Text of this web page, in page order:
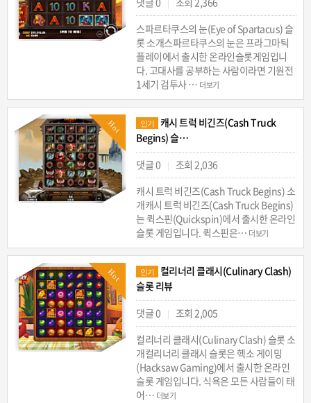
스파르타쿠스의 눈(Eye of Spartacus) 슬
롯 소개스파르타쿠스의 눈은 프라그마틱
플레이에서 출시한 온라인슬롯게임입니
다. 고대사를 공부하는 사람이라면 기원전
1세기 검투사 … 더보기
Hot 인기
캐시 트럭 비긴즈(Cash Truck
Begins) 슬…
댓글 0
| 조회 2,036
캐시 트럭 비긴즈(Cash Truck Begins) 소
개캐시 트럭 비긴즈(Cash Truck Begins)
는 퀵스핀(Quickspin)에서 출시한 온라인
슬롯 게임입니다. 퀵스핀은… 더보기
Hot 인기
컬리너리 클래시(Culinary Clash)
슬롯 리뷰
댓글 0
| 조회 2,005
컬리너리 클래시(Culinary Clash) 슬롯 소
개컬리너리 클래시 슬롯은 헥소 게이밍
(Hacksaw Gaming)에서 출시한 온라인
슬롯 게임입니다. 식욕은 모든 사람들이 태
어… 더보기